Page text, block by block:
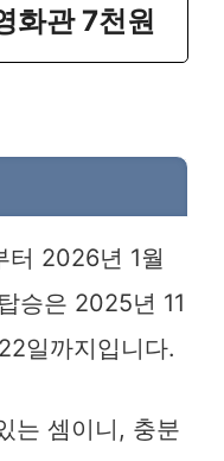
화관 7천원
터 2026년 1월
승은 2025년 11
일까지입니다.
는 셈이니, 충분